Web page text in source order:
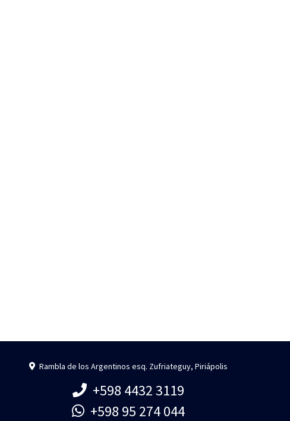
Rambla de los Argentinos esq. Zufriateguy, Piriápolis
+598 4432 3119
+598 95 274 044